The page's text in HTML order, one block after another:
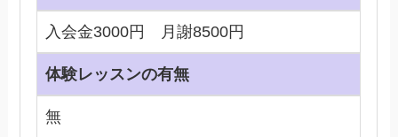
入会金3000円 月謝8500円
体験レッスンの有無
無